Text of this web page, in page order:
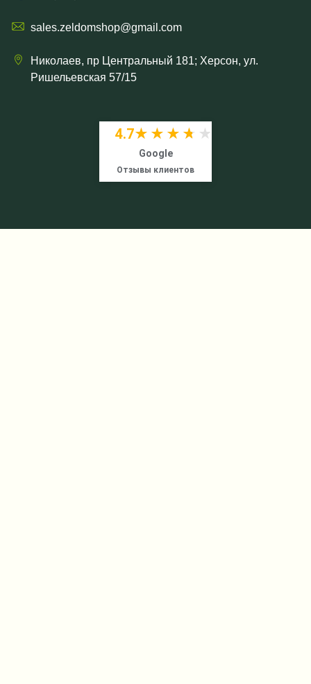
sales.zeldomshop@gmail.com
Николаев, пр Центральный 181; Херсон, ул.
Ришельевская 57/15
4.7★★★★★
★★★★★
Google
Отзывы клиентов